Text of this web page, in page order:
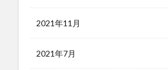
2021年11月
2021年7月